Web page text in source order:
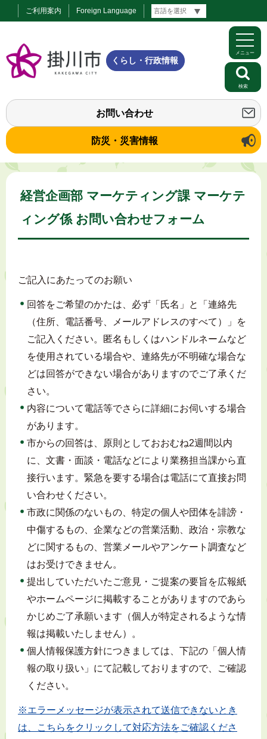
ご利用案内 Foreign Language
くらし・行政情報
お問い合わせ
防災・災害情報
メニュー
検索
経営企画部 マーケティング課 マーケテ
ィング係 お問い合わせフォーム
ご記入にあたってのお願い
回答をご希望のかたは、必ず「氏名」と「連絡先
（住所、電話番号、メールアドレスのすべて）」を
ご記入ください。匿名もしくはハンドルネームなど
を使用されている場合や、連絡先が不明確な場合な
どは回答ができない場合がありますのでご了承くだ
さい。
内容について電話等でさらに詳細にお伺いする場合
があります。
市からの回答は、原則としておおむね2週間以内
に、文書・面談・電話などにより業務担当課から直
接行います。緊急を要する場合は電話にて直接お問
い合わせください。
市政に関係のないもの、特定の個人や団体を誹謗・
中傷するもの、企業などの営業活動、政治・宗教な
どに関するもの、営業メールやアンケート調査など
はお受けできません。
提出していただいたご意見・ご提案の要旨を広報紙
やホームページに掲載することがありますのであら
かじめご了承願います（個人が特定されるような情
報は掲載いたしません）。
個人情報保護方針につきましては、下記の「個人情
報の取り扱い」にて記載しておりますので、ご確認
ください。
※エラーメッセージが表示されて送信できないとき
は、こちらをクリックして対応方法をご確認くださ